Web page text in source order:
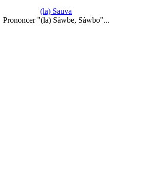
(la) Sauva
Prononcer "(la) Sàwbe, Sàwbo"...